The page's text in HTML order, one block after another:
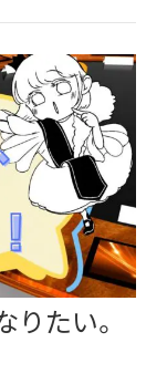
りたい。